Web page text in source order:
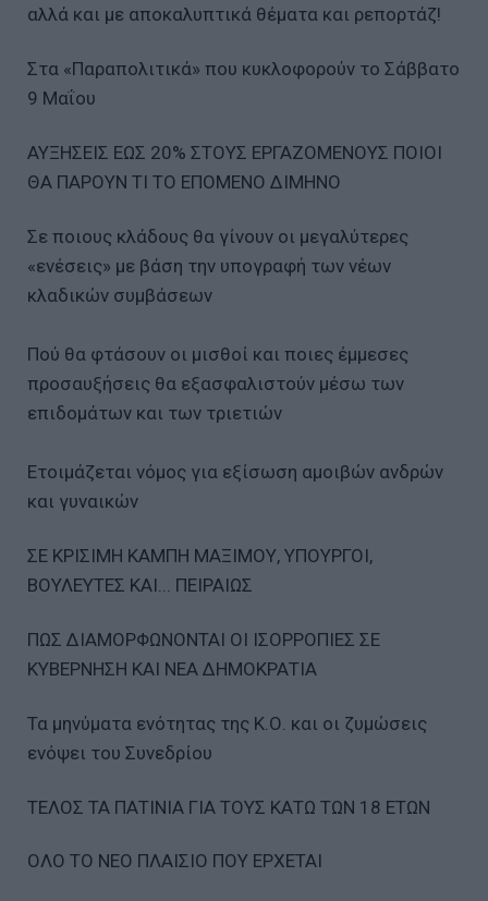
αλλά και με αποκαλυπτικά θέματα και ρεπορτάζ!
Στα «Παραπολιτικά» που κυκλοφορούν το Σάββατο
9 Μαΐου
ΑΥΞΗΣΕΙΣ ΕΩΣ 20% ΣΤΟΥΣ ΕΡΓΑΖΟΜΕΝΟΥΣ ΠΟΙΟΙ
ΘΑ ΠΑΡΟΥΝ ΤΙ ΤΟ ΕΠΟΜΕΝΟ ∆ΙΜΗΝΟ
Σε ποιους κλάδους θα γίνουν οι µεγαλύτερες
«ενέσεις» µε βάση την υπογραφή των νέων
κλαδικών συµβάσεων
Πού θα φτάσουν οι µισθοί και ποιες έµµεσες
προσαυξήσεις θα εξασφαλιστούν µέσω των
επιδοµάτων και των τριετιών
Ετοιµάζεται νόµος για εξίσωση αµοιβών ανδρών
και γυναικών
ΣΕ ΚΡΙΣΙΜΗ ΚΑΜΠΗ MAΞΙΜΟΥ, ΥΠΟΥΡΓΟΙ,
ΒΟΥΛΕΥΤΕΣ ΚΑΙ... ΠΕΙΡΑΙΩΣ
ΠΩΣ ∆ΙΑΜΟΡΦΩΝΟΝΤΑΙ ΟΙ ΙΣΟΡΡΟΠΙΕΣ ΣΕ
ΚΥΒΕΡΝΗΣΗ ΚΑΙ ΝΕΑ ∆ΗΜΟΚΡΑΤΙΑ
Τα µηνύµατα ενότητας της Κ.Ο. και οι ζυµώσεις
ενόψει του Συνεδρίου
ΤΕΛΟΣ ΤΑ ΠΑΤΙΝΙΑ ΓΙΑ ΤΟΥΣ ΚΑΤΩ ΤΩΝ 18 ΕΤΩΝ
ΟΛΟ ΤΟ ΝΕΟ ΠΛΑΙΣΙΟ ΠΟΥ ΕΡΧΕΤΑΙ